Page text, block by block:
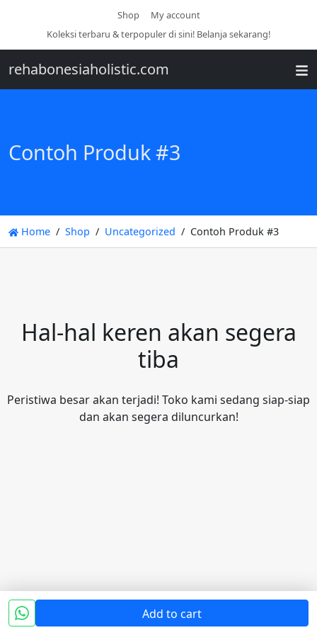
Shop
My account
Koleksi terbaru & terpopuler di sini! Belanja sekarang!
rehabonesiaholistic.com
Contoh Produk #3
Home Shop Uncategorized Contoh Produk #3
Hal-hal keren akan segera
tiba
Peristiwa besar akan terjadi! Toko kami sedang siap-siap
dan akan segera diluncurkan!
Add to cart